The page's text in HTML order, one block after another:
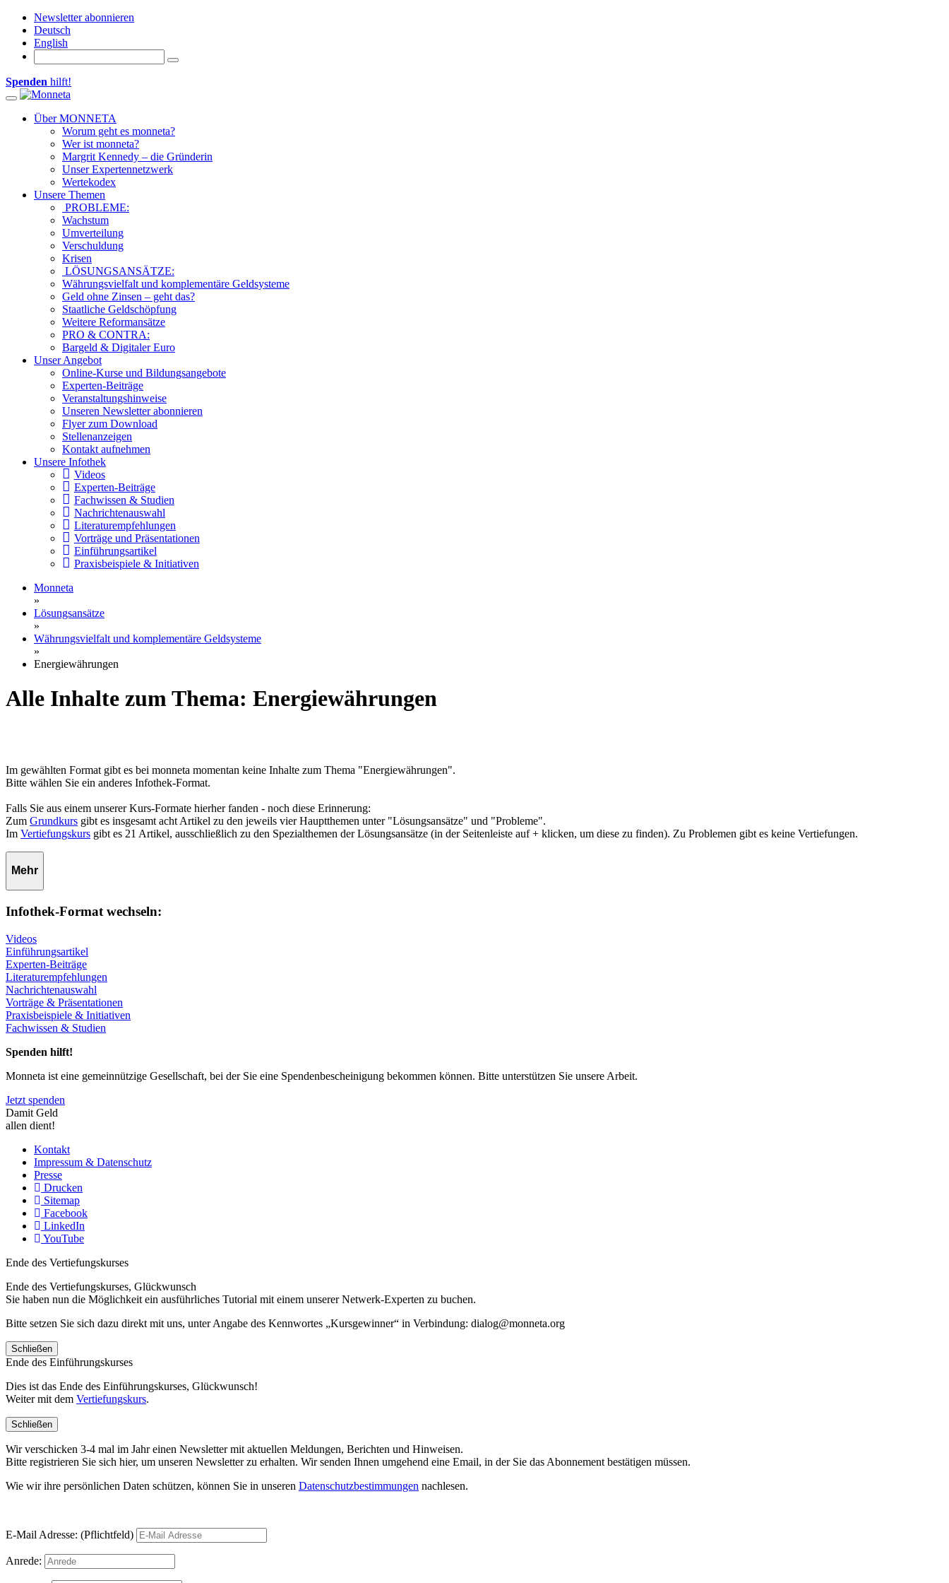
Newsletter abonnieren
Deutsch
English
Spenden hilft!
Toggle navigation
Über MONNETA
Worum geht es monneta?
Wer ist monneta?
Margrit Kennedy – die Gründerin
Unser Expertennetzwerk
Wertekodex
Unsere Themen
PROBLEME:
Wachstum
Umverteilung
Verschuldung
Krisen
LÖSUNGSANSÄTZE:
Währungsvielfalt und komplementäre Geldsysteme
Geld ohne Zinsen – geht das?
Staatliche Geldschöpfung
Weitere Reformansätze
PRO & CONTRA:
Bargeld & Digitaler Euro
Unser Angebot
Online-Kurse und Bildungsangebote
Experten-Beiträge
Veranstaltungshinweise
Unseren Newsletter abonnieren
Flyer zum Download
Stellenanzeigen
Kontakt aufnehmen
Unsere Infothek
Videos
Experten-Beiträge
Fachwissen & Studien
Nachrichtenauswahl
Literaturempfehlungen
Vorträge und Präsentationen
Einführungsartikel
Praxisbeispiele & Initiativen
Monneta
»
Lösungsansätze
»
Währungsvielfalt und komplementäre Geldsysteme
»
Energiewährungen
Alle Inhalte zum Thema: Energiewährungen
Im gewählten Format gibt es bei monneta momentan keine Inhalte zum Thema "Energiewährungen".
Bitte wählen Sie ein anderes Infothek-Format.
Falls Sie aus einem unserer Kurs-Formate hierher fanden - noch diese Erinnerung:
Zum Grundkurs gibt es insgesamt acht Artikel zu den jeweils vier Hauptthemen unter "Lösungsansätze" und "Probleme".
Im Vertiefungskurs gibt es 21 Artikel, ausschließlich zu den Spezialthemen der Lösungsansätze (in der Seitenleiste auf + klicken, um diese zu finden). Zu Problemen gibt es keine Vertiefungen.
Mehr
Infothek-Format wechseln:
Videos
Einführungsartikel
Experten-Beiträge
Literaturempfehlungen
Nachrichtenauswahl
Vorträge & Präsentationen
Praxisbeispiele & Initiativen
Fachwissen & Studien
Spenden hilft!
Monneta ist eine gemeinnützige Gesellschaft, bei der Sie eine Spendenbescheinigung bekommen können. Bitte unterstützen Sie unsere Arbeit.
Jetzt spenden
Damit Geld
allen dient!
Kontakt
Impressum & Datenschutz
Presse
Drucken
Sitemap
Facebook
LinkedIn
YouTube
Ende des Vertiefungskurses
Ende des Vertiefungskurses, Glückwunsch
Sie haben nun die Möglichkeit ein ausführliches Tutorial mit einem unserer Netwerk-Experten zu buchen.
Bitte setzen Sie sich dazu direkt mit uns, unter Angabe des Kennwortes „Kursgewinner“ in Verbindung: dialog@monneta.org
Schließen
Ende des Einführungskurses
Dies ist das Ende des Einführungskurses, Glückwunsch!
Weiter mit dem Vertiefungskurs.
Schließen
Wir verschicken 3-4 mal im Jahr einen Newsletter mit aktuellen Meldungen, Berichten und Hinweisen.
Bitte registrieren Sie sich hier, um unseren Newsletter zu erhalten. Wir senden Ihnen umgehend eine Email, in der Sie das Abonnement bestätigen müssen.
Wie wir ihre persönlichen Daten schützen, können Sie in unseren Datenschutzbestimmungen nachlesen.
E-Mail Adresse: (Pflichtfeld)
Anrede: